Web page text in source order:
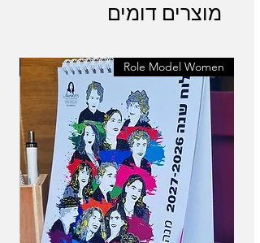
מוצרים דומים
Role Model Women